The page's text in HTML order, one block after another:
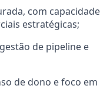
com capacidade
estratégicas;
de pipeline e
de dono e foco em